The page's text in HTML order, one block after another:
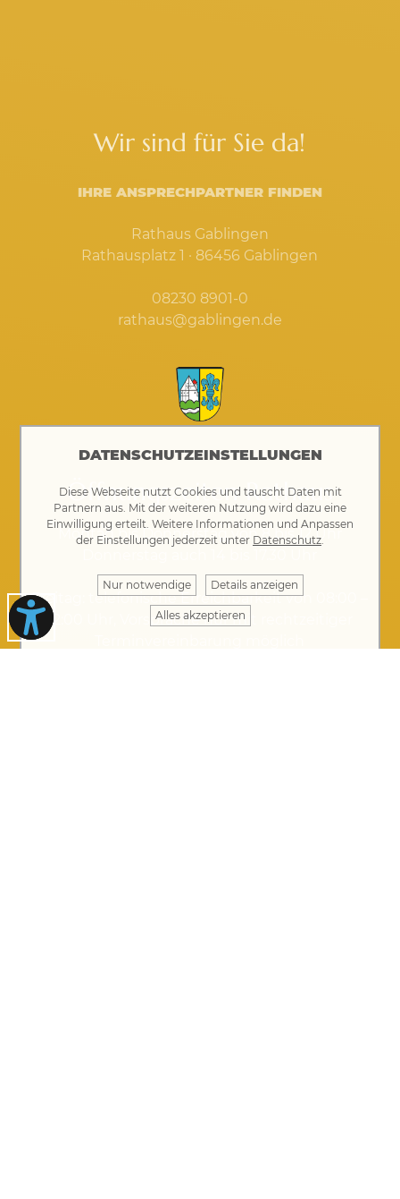
Wir sind für Sie da!
IHRE ANSPRECHPARTNER FINDEN
Rathaus Gablingen
Rathausplatz 1 · 86456 Gablingen
08230 8901-0
rathaus@gablingen.de
Öffnungszeiten Rathaus
Montag bis Donnerstag von 8 bis 12 Uhr
Freitag: telefonische Erreichbarkeit von 08:00 –
12:00 Uhr, Vorsprache nur mit rechtzeitiger
DATENSCHUTZEINSTELLUNGEN
Diese Webseite nutzt Cookies und tauscht Daten mit
Partnern aus. Mit der weiteren Nutzung wird dazu eine
Einwilligung erteilt. Weitere Informationen und Anpassen
der Einstellungen jederzeit unter Datenschutz.
Nur notwendige Details anzeigen
Alles akzeptieren